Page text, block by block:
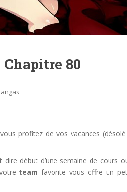
80
profitez de vos vacances
dire début d’une semaine de cours
team favorite vous offre un